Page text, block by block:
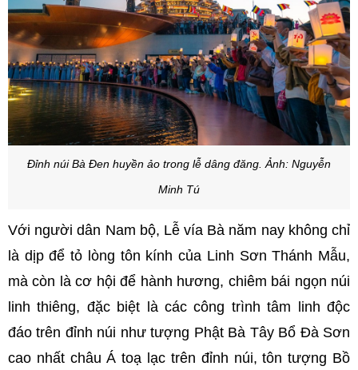
Đỉnh núi Bà Đen huyền ảo trong lễ dâng đăng. Ảnh: Nguyễn
Minh Tú
Với người dân Nam bộ, Lễ vía Bà năm nay không chỉ
là dịp để tỏ lòng tôn kính của Linh Sơn Thánh Mẫu,
mà còn là cơ hội để hành hương, chiêm bái ngọn núi
linh thiêng, đặc biệt là các công trình tâm linh độc
đáo trên đỉnh núi như tượng Phật Bà Tây Bổ Đà Sơn
cao nhất châu Á toạ lạc trên đỉnh núi, tôn tượng Bồ